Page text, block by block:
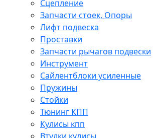
Сцепление
Запчасти стоек, Опоры
Лифт подвеска
Проставки
Запчасти рычагов подвески
Инструмент
Сайлентблоки усиленные
Пружины
Стойки
Тюнинг КПП
Кулисы кпп